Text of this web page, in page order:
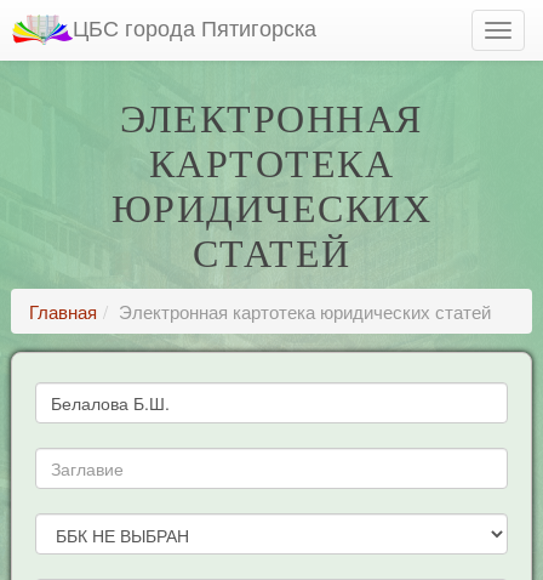
ЦБС города Пятигорска
ЭЛЕКТРОННАЯ
КАРТОТЕКА
ЮРИДИЧЕСКИХ
СТАТЕЙ
Главная Электронная картотека юридических статей